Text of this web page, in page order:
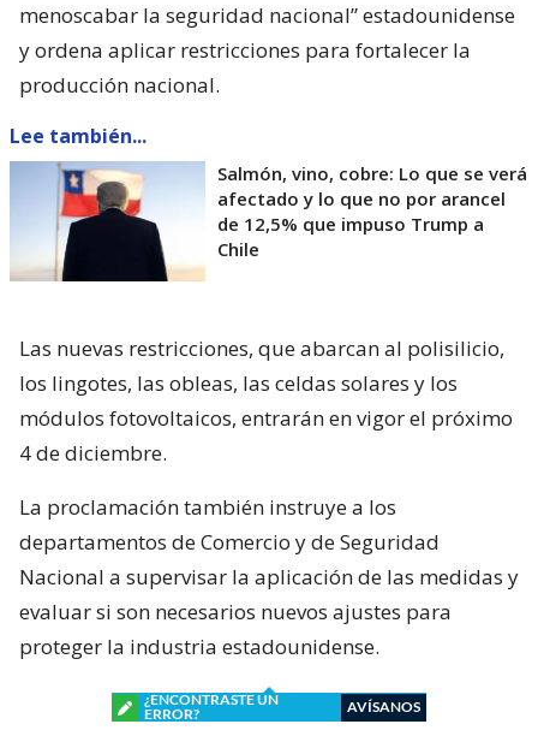
menoscabar la seguridad nacional” estadounidense
y ordena aplicar restricciones para fortalecer la
producción nacional.
Lee también...
Salmón, vino, cobre: Lo que se verá
afectado y lo que no por arancel
de 12,5% que impuso Trump a
Chile
Las nuevas restricciones, que abarcan al polisilicio,
los lingotes, las obleas, las celdas solares y los
módulos fotovoltaicos, entrarán en vigor el próximo
4 de diciembre.
La proclamación también instruye a los
departamentos de Comercio y de Seguridad
Nacional a supervisar la aplicación de las medidas y
evaluar si son necesarios nuevos ajustes para
proteger la industria estadounidense.
¿ENCONTRASTE UN
ERROR?
AVÍSANOS